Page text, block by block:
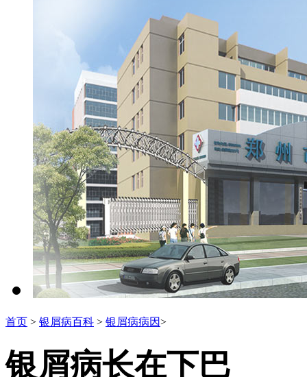
首页 > 银屑病百科 > 银屑病病因>
银屑病长在下巴